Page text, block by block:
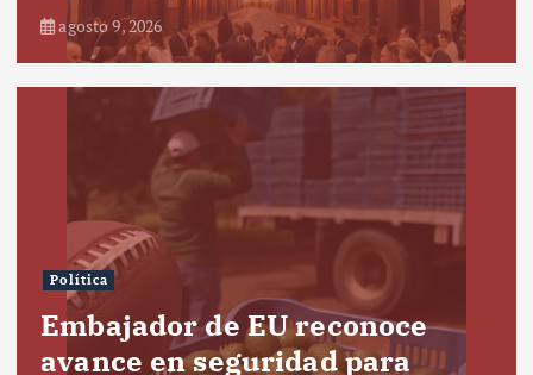
agosto 9, 2026
Política
Embajador de EU reconoce
avance en seguridad para